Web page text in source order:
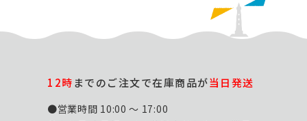
12時までのご注文で在庫商品が当日発送
●営業時間 10:00 ～ 17:00